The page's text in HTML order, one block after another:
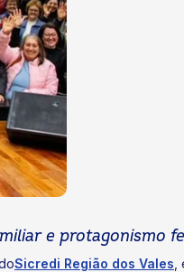
e protagonismo
Sicredi Região dos Vales